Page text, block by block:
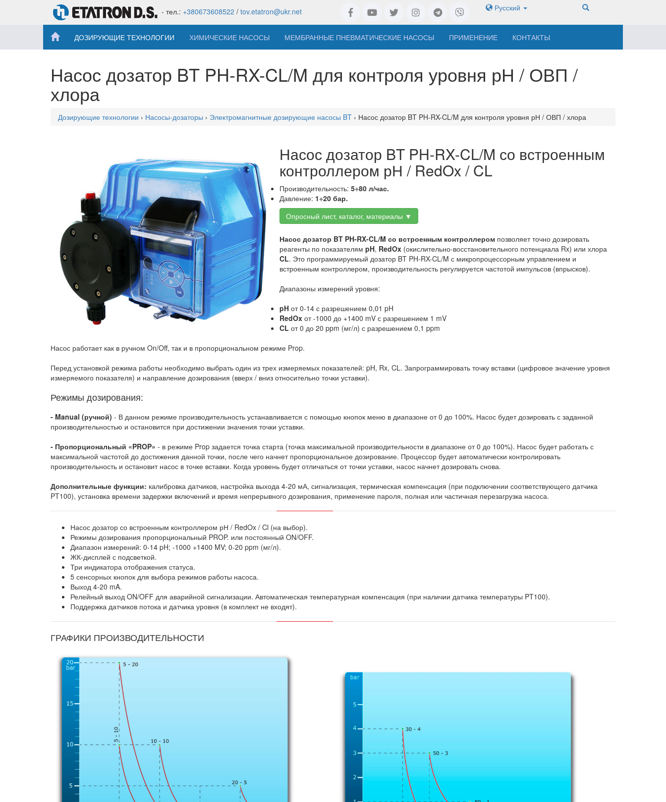
- тел.: +380673608522 / tov.etatron@ukr.net Русский
ДОЗИРУЮЩИЕ ТЕХНОЛОГИИ ХИМИЧЕСКИЕ НАСОСЫ МЕМБРАННЫЕ ПНЕВМАТИЧЕСКИЕ НАСОСЫ ПРИМЕНЕНИЕ КОНТАКТЫ
Насос дозатор BT PH-RX-CL/M для контроля уровня рН / ОВП /
хлора
Дозирующие технологии › Насосы-дозаторы › Электромагнитные дозирующие насосы BT › Насос дозатор BT PH-RX-CL/M для контроля уровня рН / ОВП / хлора
Насос дозатор BT PH-RX-CL/M со встроенным
контроллером рН / RedOx / CL
Производительность: 5÷80 л/час.
Давление: 1÷20 бар.
Опросный лист, каталог, материалы ▼
Насос дозатор BT PH-RX-CL/M со встроенным контроллером позволяет точно дозировать
реагенты по показателям pH, RedOx (окислительно-восстановительного потенциала Rx) или хлора
CL. Это программируемый дозатор BT PH-RX-CL/M с микропроцессорным управлением и
встроенным контроллером, производительность регулируется частотой импульсов (впрысков).
Диапазоны измерений уровня:
pH от 0-14 с разрешением 0,01 pH
RedOx от -1000 до +1400 mV с разрешением 1 mV
CL от 0 до 20 ppm (мг/л) с разрешением 0,1 ppm
Насос работает как в ручном On/Off, так и в пропорциональном режиме Prop.
Перед установкой режима работы необходимо выбрать один из трех измеряемых показателей: pH, Rx, CL. Запрограммировать точку вставки (цифровое значение уровня
измеряемого показателя) и направление дозирования (вверх / вниз относительно точки уставки).
Режимы дозирования:
- Manual (ручной) - В данном режиме производительность устанавливается с помощью кнопок меню в диапазоне от 0 до 100%. Насос будет дозировать с заданной
производительностью и остановится при достижении значения точки уставки.
- Пропорциональный «PROP» - в режиме Prop задается точка старта (точка максимальной производительности в диапазоне от 0 до 100%). Насос будет работать с
максимальной частотой до достижения данной точки, после чего начнет пропорциональное дозирование. Процессор будет автоматически контролировать
производительность и остановит насос в точке вставки. Когда уровень будет отличаться от точки уставки, насос начнет дозировать снова.
Дополнительные функции: калибровка датчиков, настройка выхода 4-20 мА, сигнализация, термическая компенсация (при подключении соответствующего датчика
PT100), установка времени задержки включений и время непрерывного дозирования, применение пароля, полная или частичная перезагрузка насоса.
Насос дозатор со встроенным контроллером рН / RedOx / Cl (на выбор).
Режимы дозирования пропорциональный PROP. или постоянный ON/OFF.
Диапазон измерений: 0-14 pH; -1000 +1400 MV; 0-20 ppm (мг/л).
ЖК-дисплей с подсветкой.
Три индикатора отображения статуса.
5 сенсорных кнопок для выбора режимов работы насоса.
Выход 4-20 mA.
Релейный выход ON/OFF для аварийной сигнализации. Автоматическая температурная компенсация (при наличии датчика температуры PT100).
Поддержка датчиков потока и датчика уровня (в комплект не входят).
ГРАФИКИ ПРОИЗВОДИТЕЛЬНОСТИ